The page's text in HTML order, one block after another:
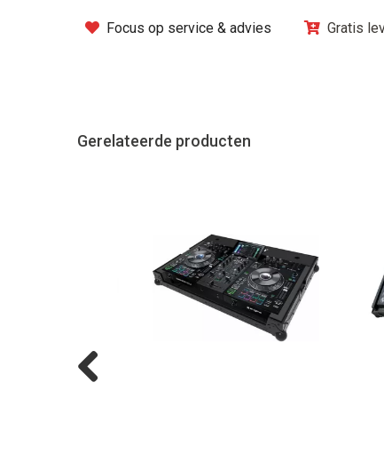
Focus op service & advies Gratis
Gerelateerde producten